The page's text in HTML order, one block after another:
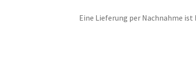
Eine Lieferung per Nachnahme